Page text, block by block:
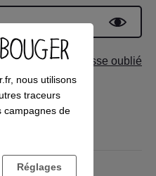
Mot de passe oublié
COMPTE
nous utilisons
traceurs
campagnes de
Réglages